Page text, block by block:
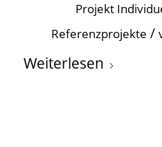
Projekt
Referenzprojekte /
Weiterlesen